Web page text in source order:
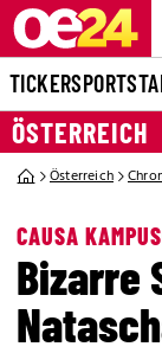
TICKERSPORT
ÖSTERREICH
Österreich
CAUSA
Bizarre